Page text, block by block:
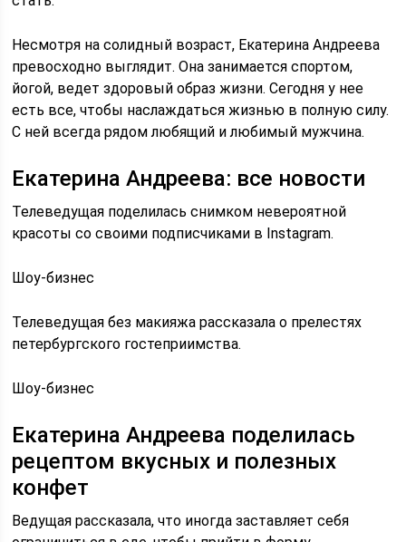
Несмотря на солидный возраст, Екатерина Андреева
превосходно выглядит. Она занимается спортом,
йогой, ведет здоровый образ жизни. Сегодня у нее
есть все, чтобы наслаждаться жизнью в полную силу.
С ней всегда рядом любящий и любимый мужчина.
Екатерина Андреева: все новости
Телеведущая поделилась снимком невероятной
красоты со своими подписчиками в Instagram.
Шоу-бизнес
Телеведущая без макияжа рассказала о прелестях
петербургского гостеприимства.
Шоу-бизнес
Екатерина Андреева поделилась
рецептом вкусных и полезных
конфет
Ведущая рассказала, что иногда заставляет себя